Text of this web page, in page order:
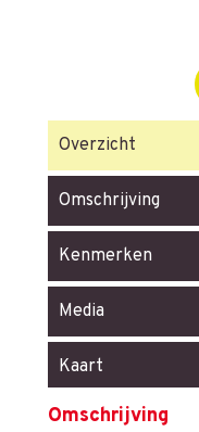
Overzicht
Omschrijving
Kenmerken
Media
Kaart
Omschrijving